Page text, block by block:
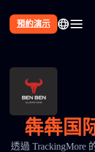
預約演示
犇犇国
透過 TrackingMore